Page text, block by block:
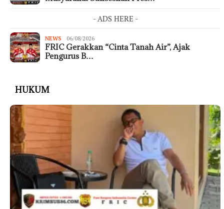
- ADS HERE -
NEWS 06/08/2026
FRIC Gerakkan “Cinta Tanah Air”, Ajak
Pengurus B…
HUKUM